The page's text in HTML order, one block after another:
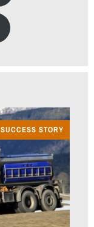
SUCCESS STORY